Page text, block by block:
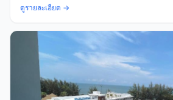
ดูรายละเอียด →